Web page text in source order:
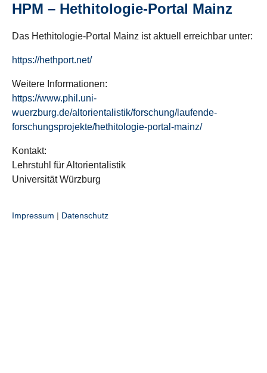
HPM – Hethitologie-Portal Mainz
Das Hethitologie-Portal Mainz ist aktuell erreichbar unter:
https://hethport.net/
Weitere Informationen:
https://www.phil.uni-
wuerzburg.de/altorientalistik/forschung/laufende-
forschungsprojekte/hethitologie-portal-mainz/
Kontakt:
Lehrstuhl für Altorientalistik
Universität Würzburg
Impressum | Datenschutz